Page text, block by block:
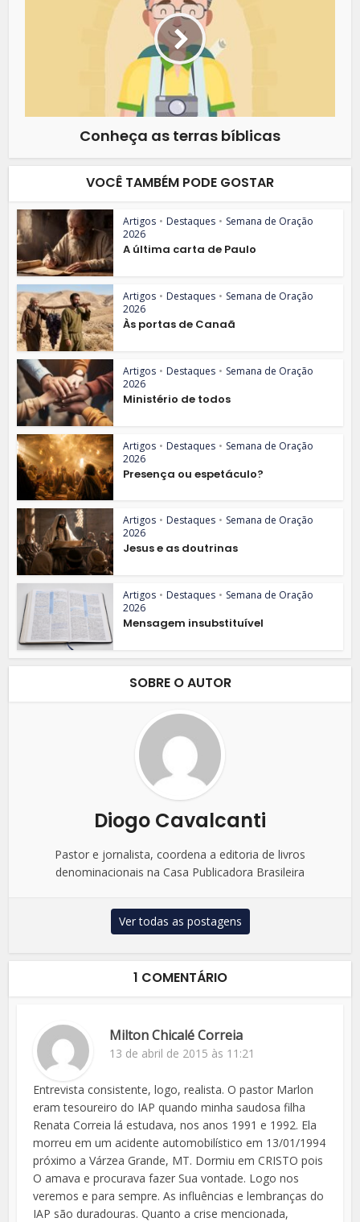
Conheça as terras bíblicas
VOCÊ TAMBÉM PODE GOSTAR
Artigos • Destaques • Semana de Oração
2026
A última carta de Paulo
Artigos • Destaques • Semana de Oração
2026
Às portas de Canaã
Artigos • Destaques • Semana de Oração
2026
Ministério de todos
Artigos • Destaques • Semana de Oração
2026
Presença ou espetáculo?
Artigos • Destaques • Semana de Oração
2026
Jesus e as doutrinas
Artigos • Destaques • Semana de Oração
2026
Mensagem insubstituível
SOBRE O AUTOR
Diogo Cavalcanti
Pastor e jornalista, coordena a editoria de livros
denominacionais na Casa Publicadora Brasileira
Ver todas as postagens
1 COMENTÁRIO
Milton Chicalé Correia
13 de abril de 2015 às 11:21
Entrevista consistente, logo, realista. O pastor Marlon
eram tesoureiro do IAP quando minha saudosa filha
Renata Correia lá estudava, nos anos 1991 e 1992. Ela
morreu em um acidente automobilístico em 13/01/1994
próximo a Várzea Grande, MT. Dormiu em CRISTO pois
O amava e procurava fazer Sua vontade. Logo nos
veremos e para sempre. As influências e lembranças do
IAP são duradouras. Quanto a crise mencionada,